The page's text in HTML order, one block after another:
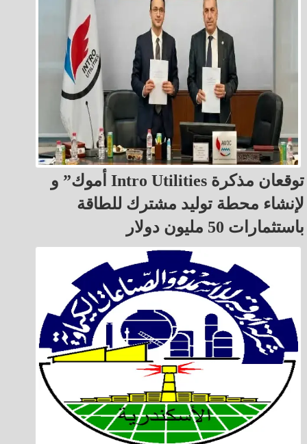
أموك” و Intro Utilities توقعان مذكرة
لإنشاء محطة توليد مشترك للطاقة
باستثمارات 50 مليون دولار